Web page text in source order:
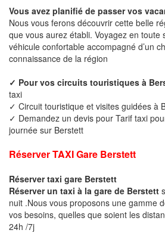
Vous avez planifié de passer vos
Nous vous ferons découvrir cette belle
que vous aurez établi. Voyagez en toute
véhicule confortable accompagné d’un
connaissance de la région
✓ Pour vos circuits touristiques à
taxi
✓ Circuit touristique et visites guidées à
✓ Demandez un devis pour Tarif taxi
journée sur Berstett
Réserver TAXI Gare Berstett
Réserver taxi gare Berstett
Réserver un taxi à la gare de Berstett
nuit .Nous vous proposons une gamme
vos besoins, quelles que soient les
24h /7j